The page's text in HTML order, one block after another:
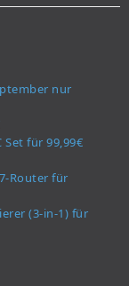
nur
Set für 99,99€
Router für
(3-in-1) für